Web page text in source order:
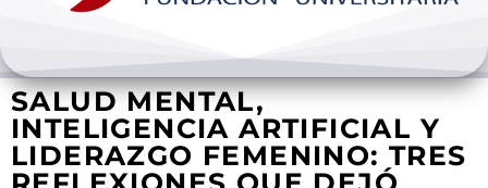
Internacionalización
Investigación
SALUD MENTAL,
INTELIGENCIA ARTIFICIAL Y
LIDERAZGO FEMENINO: TRES